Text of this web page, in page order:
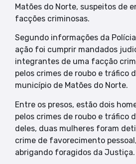
Matões do Norte, suspeitos de
facções criminosas.
Segundo informações da
ação foi cumprir mandados
integrantes de uma facção
pelos crimes de roubo e tráfico
município de Matões do Norte.
Entre os presos, estão dois
pelos crimes de roubo e tráfico
deles, duas mulheres foram
crime de favorecimento
abrigando foragidos da Justiça.